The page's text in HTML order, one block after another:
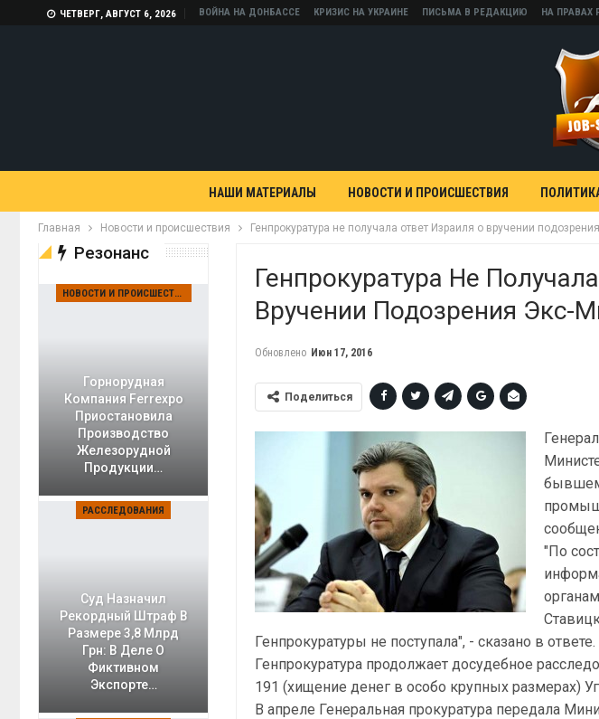
ЧЕТВЕРГ, АВГУСТ 6, 2026 ВОЙНА НА ДОНБАССЕ КРИЗИС НА УКРАИНЕ ПИСЬМА В РЕДАКЦИЮ НА ПРАВАХ
НАШИ МАТЕРИАЛЫ НОВОСТИ И ПРОИСШЕСТВИЯ
Главная Новости и происшествия Генпрокуратура не получала ответ Израиля о вручении
Генпрокуратура Не
Вручении Подозрения Экс-
Обновлено Июн 17, 2016
Поделиться
"По
Генпрокуратуры не поступала", - сказано в ответе.
Генпрокуратура продолжает досудебное
191 (хищение денег в особо крупных размерах)
В апреле Генеральная прокуратура передала
Резонанс
НОВОСТИ И ПРОИСШЕСТВИЯ
Горнорудная
Компания Ferrexpo
Приостановила
Производство
Железорудной
Продукции…
РАССЛЕДОВАНИЯ
Суд Назначил
Рекордный Штраф В
Размере 3,8 Млрд
Грн: В Деле О
Фиктивном
Экспорте…